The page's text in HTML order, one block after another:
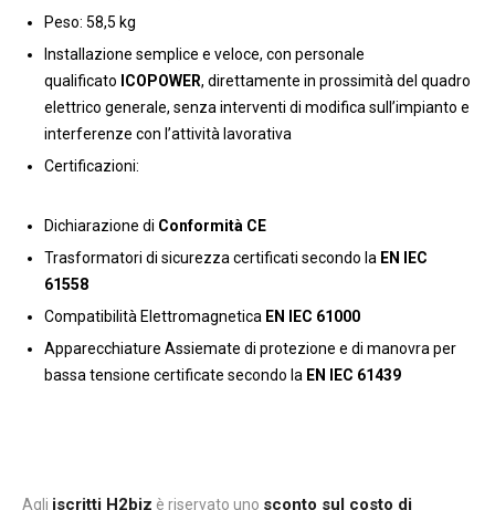
Peso: 58,5 kg
Installazione semplice e veloce, con personale
qualificato ICOPOWER, direttamente in prossimità del quadro
elettrico generale, senza interventi di modifica sull’impianto e
interferenze con l’attività lavorativa
Certificazioni:
Dichiarazione di Conformità CE
Trasformatori di sicurezza certificati secondo la EN IEC
61558
Compatibilità Elettromagnetica EN IEC 61000
Apparecchiature Assiemate di protezione e di manovra per
bassa tensione certificate secondo la EN IEC 61439
Agli iscritti H2biz è riservato uno sconto sul costo di